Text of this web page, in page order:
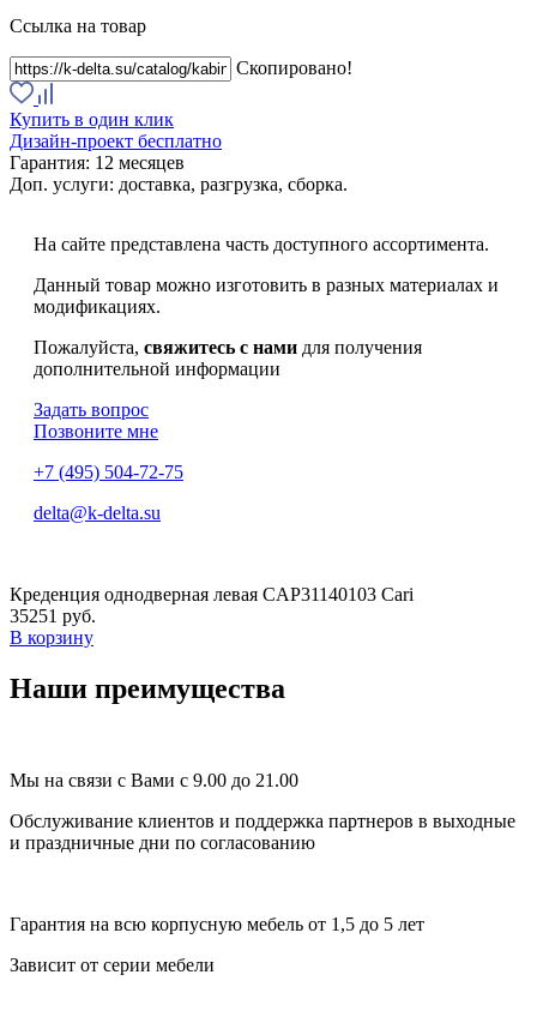
Ссылка на товар
Скопировано!
Купить в один клик
Дизайн-проект бесплатно
Гарантия: 12 месяцев
Доп. услуги: доставка, разгрузка, сборка.
На сайте представлена часть доступного ассортимента.
Данный товар можно изготовить в разных материалах и
модификациях.
Пожалуйста, свяжитесь с нами для получения
дополнительной информации
Задать вопрос
Позвоните мне
+7 (495) 504-72-75
delta@k-delta.su
Креденция однодверная левая CAP31140103 Cari
35251 руб.
В корзину
Наши преимущества
Мы на связи с Вами с 9.00 до 21.00
Обслуживание клиентов и поддержка партнеров в выходные
и праздничные дни по согласованию
Гарантия на всю корпусную мебель от 1,5 до 5 лет
Зависит от серии мебели